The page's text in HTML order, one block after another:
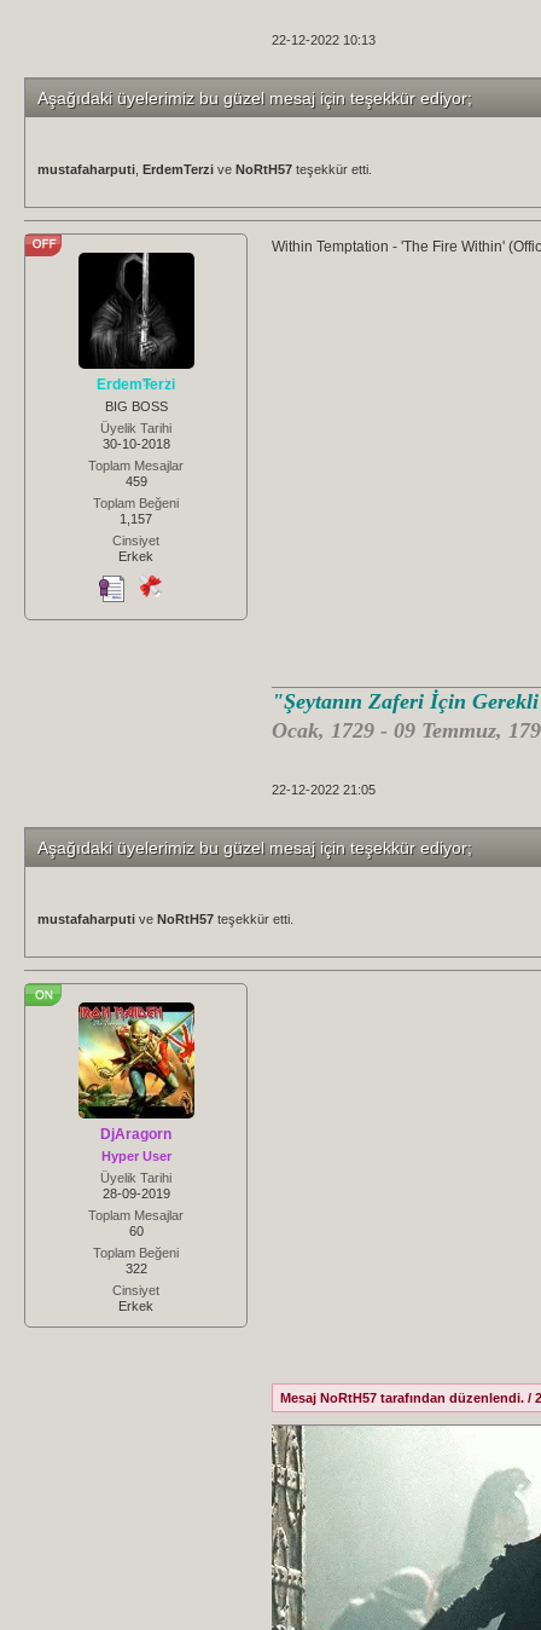
22-12-2022 10:13
Aşağıdaki üyelerimiz bu güzel mesaj için teşekkür ediyor;
mustafaharputi ErdemTerzi ve NoRtH57 teşekkür etti.
ErdemTerzi
BIG BOSS
Üyelik Tarihi
30-10-2018
Toplam Mesajlar
459
Toplam Beğeni
1,157
Cinsiyet
Erkek
Within Temptation - 'The Fire Within'
"Şeytanın Zaferi İçin
Ocak, 1729 - 09 Temmuz,
22-12-2022 21:05
Aşağıdaki üyelerimiz bu güzel mesaj için teşekkür ediyor;
mustafaharputi ve NoRtH57 teşekkür etti.
DjAragorn
Hyper User
Üyelik Tarihi
28-09-2019
Toplam Mesajlar
60
Toplam Beğeni
322
Cinsiyet
Erkek
Mesaj NoRtH57 tarafından düzenlendi. /